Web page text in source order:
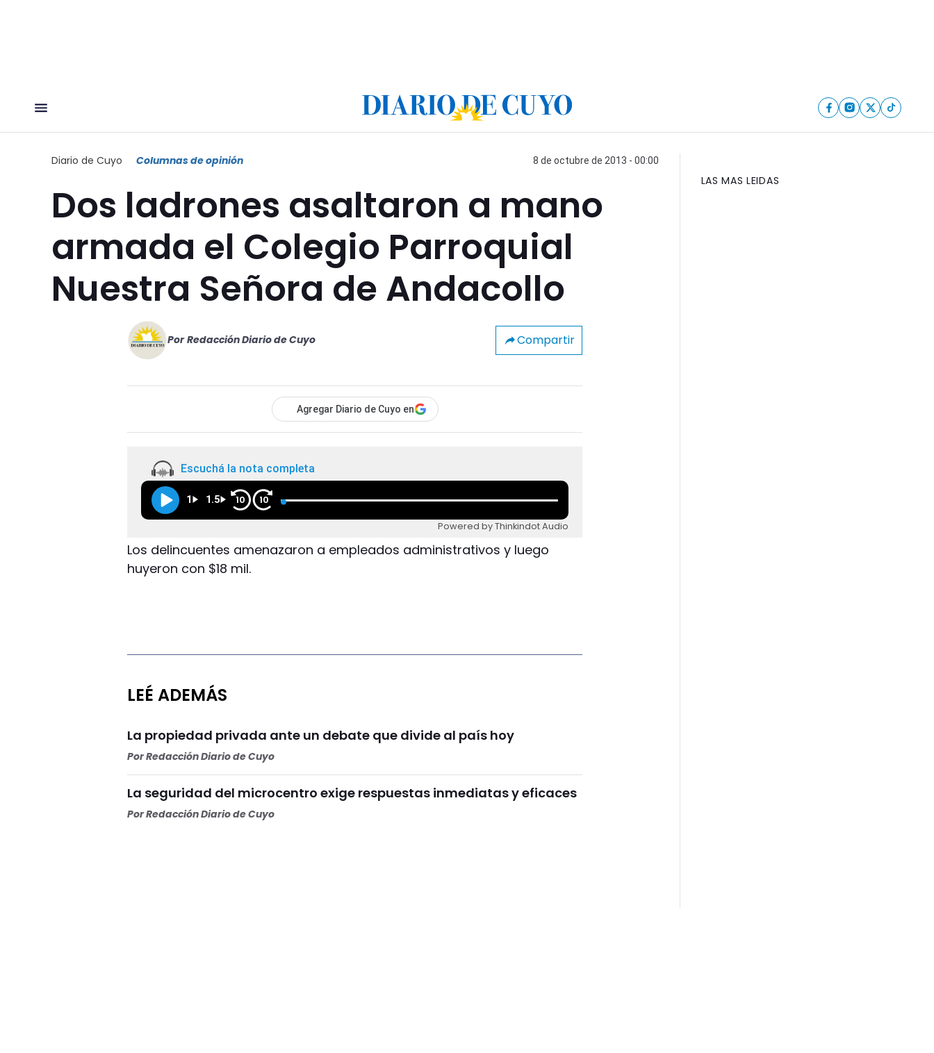
Diario de Cuyo Columnas de opinión 8 de octubre de 2013 - 00:00
Dos ladrones asaltaron a mano
armada el Colegio Parroquial
Nuestra Señora de Andacollo
Por Redacción Diario de Cuyo Compartir
Agregar Diario de Cuyo en
Escuchá la nota completa
1 1.5 10 10
Powered by Thinkindot Audio
Los delincuentes amenazaron a empleados administrativos y luego
huyeron con $18 mil.
LEÉ ADEMÁS
La propiedad privada ante un debate que divide al país hoy
PorRedacción Diario de Cuyo
La seguridad del microcentro exige respuestas inmediatas y eficaces
PorRedacción Diario de Cuyo
LAS MAS LEIDAS